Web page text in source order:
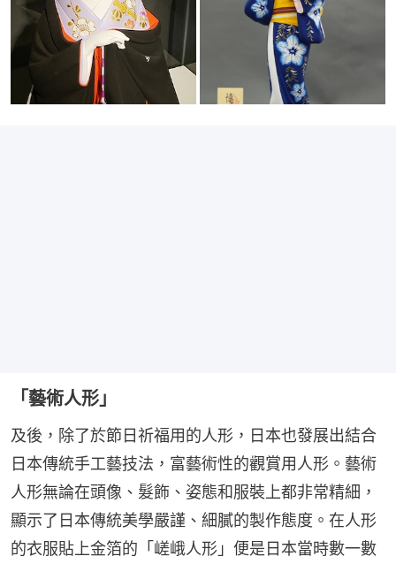
「藝術人形」
及後，除了於節日祈福用的人形，日本也發展出結合
日本傳統手工藝技法，富藝術性的觀賞用人形。藝術
人形無論在頭像、髮飾、姿態和服裝上都非常精細，
顯示了日本傳統美學嚴謹、細膩的製作態度。在人形
的衣服貼上金箔的「嵯峨人形」便是日本當時數一數